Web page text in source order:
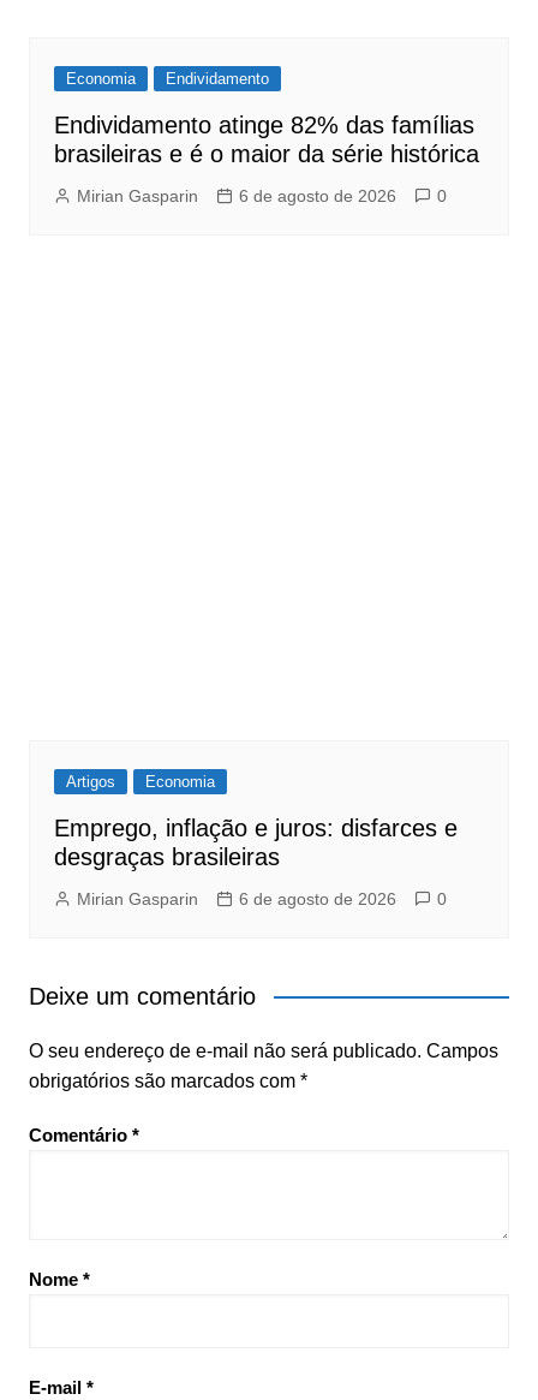
Economia Endividamento
Endividamento atinge 82% das famílias
brasileiras e é o maior da série histórica
Mirian Gasparin 6 de agosto de 2026 0
Artigos Economia
Emprego, inflação e juros: disfarces e
desgraças brasileiras
Mirian Gasparin 6 de agosto de 2026 0
Deixe um comentário
O seu endereço de e-mail não será publicado. Campos
obrigatórios são marcados com *
Comentário *
Nome *
E-mail *